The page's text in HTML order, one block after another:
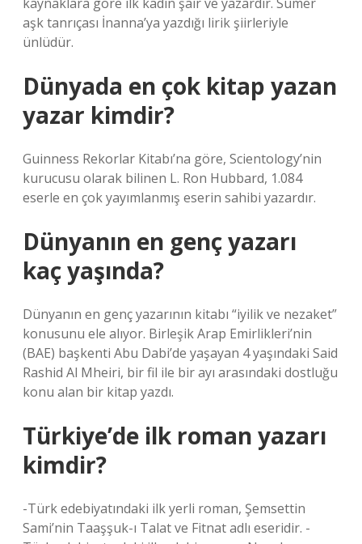
aşk tanrıçası İnanna’ya yazdığı lirik şiirleriyle
ünlüdür.
Dünyada en çok kitap yazan
yazar kimdir?
Guinness Rekorlar Kitabı’na göre, Scientology’nin
kurucusu olarak bilinen L. Ron Hubbard, 1.084
eserle en çok yayımlanmış eserin sahibi yazardır.
Dünyanın en genç yazarı
kaç yaşında?
Dünyanın en genç yazarının kitabı “iyilik ve nezaket”
konusunu ele alıyor. Birleşik Arap Emirlikleri’nin
(BAE) başkenti Abu Dabi’de yaşayan 4 yaşındaki Said
Rashid Al Mheiri, bir fil ile bir ayı arasındaki dostluğu
konu alan bir kitap yazdı.
Türkiye’de ilk roman yazarı
kimdir?
-Türk edebiyatındaki ilk yerli roman, Şemsettin
Sami’nin Taaşşuk-ı Talat ve Fitnat adlı eseridir. -